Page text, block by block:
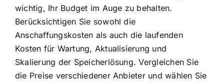
wichtig, Ihr Budget im Auge zu behalten.
Berücksichtigen Sie sowohl die
Anschaffungskosten als auch die laufenden
Kosten für Wartung, Aktualisierung und
Skalierung der Speicherlösung. Vergleichen Sie
die Preise verschiedener Anbieter und wählen Sie